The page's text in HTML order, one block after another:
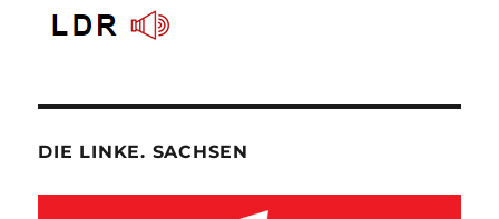
DIE LINKE. SACHSEN